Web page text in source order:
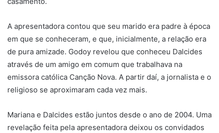
A apresentadora contou que seu marido era padre à época
em que se conheceram, e que, inicialmente, a relação era
de pura amizade. Godoy revelou que conheceu Dalcides
através de um amigo em comum que trabalhava na
emissora católica Canção Nova. A partir daí, a jornalista e o
religioso se aproximaram cada vez mais.
Mariana e Dalcides estão juntos desde o ano de 2004. Uma
revelação feita pela apresentadora deixou os convidados